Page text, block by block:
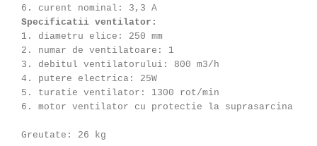
6. curent nominal: 3,3 A
Specificatii ventilator:
1. diametru elice: 250 mm
2. numar de ventilatoare: 1
3. debitul ventilatorului: 800 m3/h
4. putere electrica: 25W
5. turatie ventilator: 1300 rot/min
6. motor ventilator cu protectie la suprasarcina
Greutate: 26 kg